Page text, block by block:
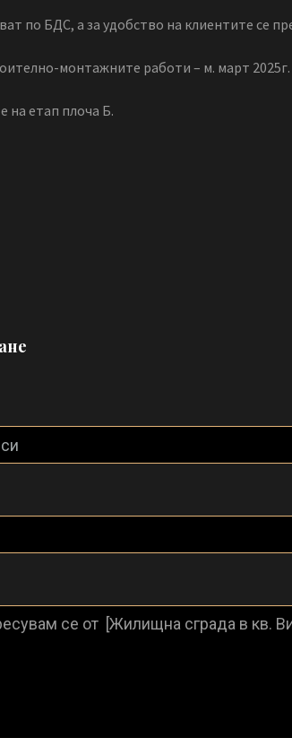
по БДС, а за удобство на клиентите се
монтажните работи – м. март 2025г.
на етап плоча Б.